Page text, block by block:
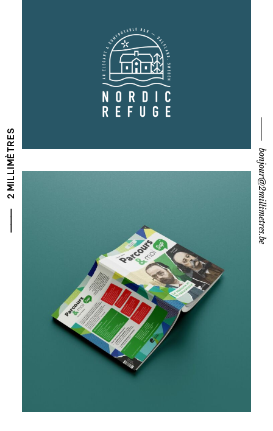
⸻ 2 MILLIMÈTRES ⸻ bonjour@2millimetres.be